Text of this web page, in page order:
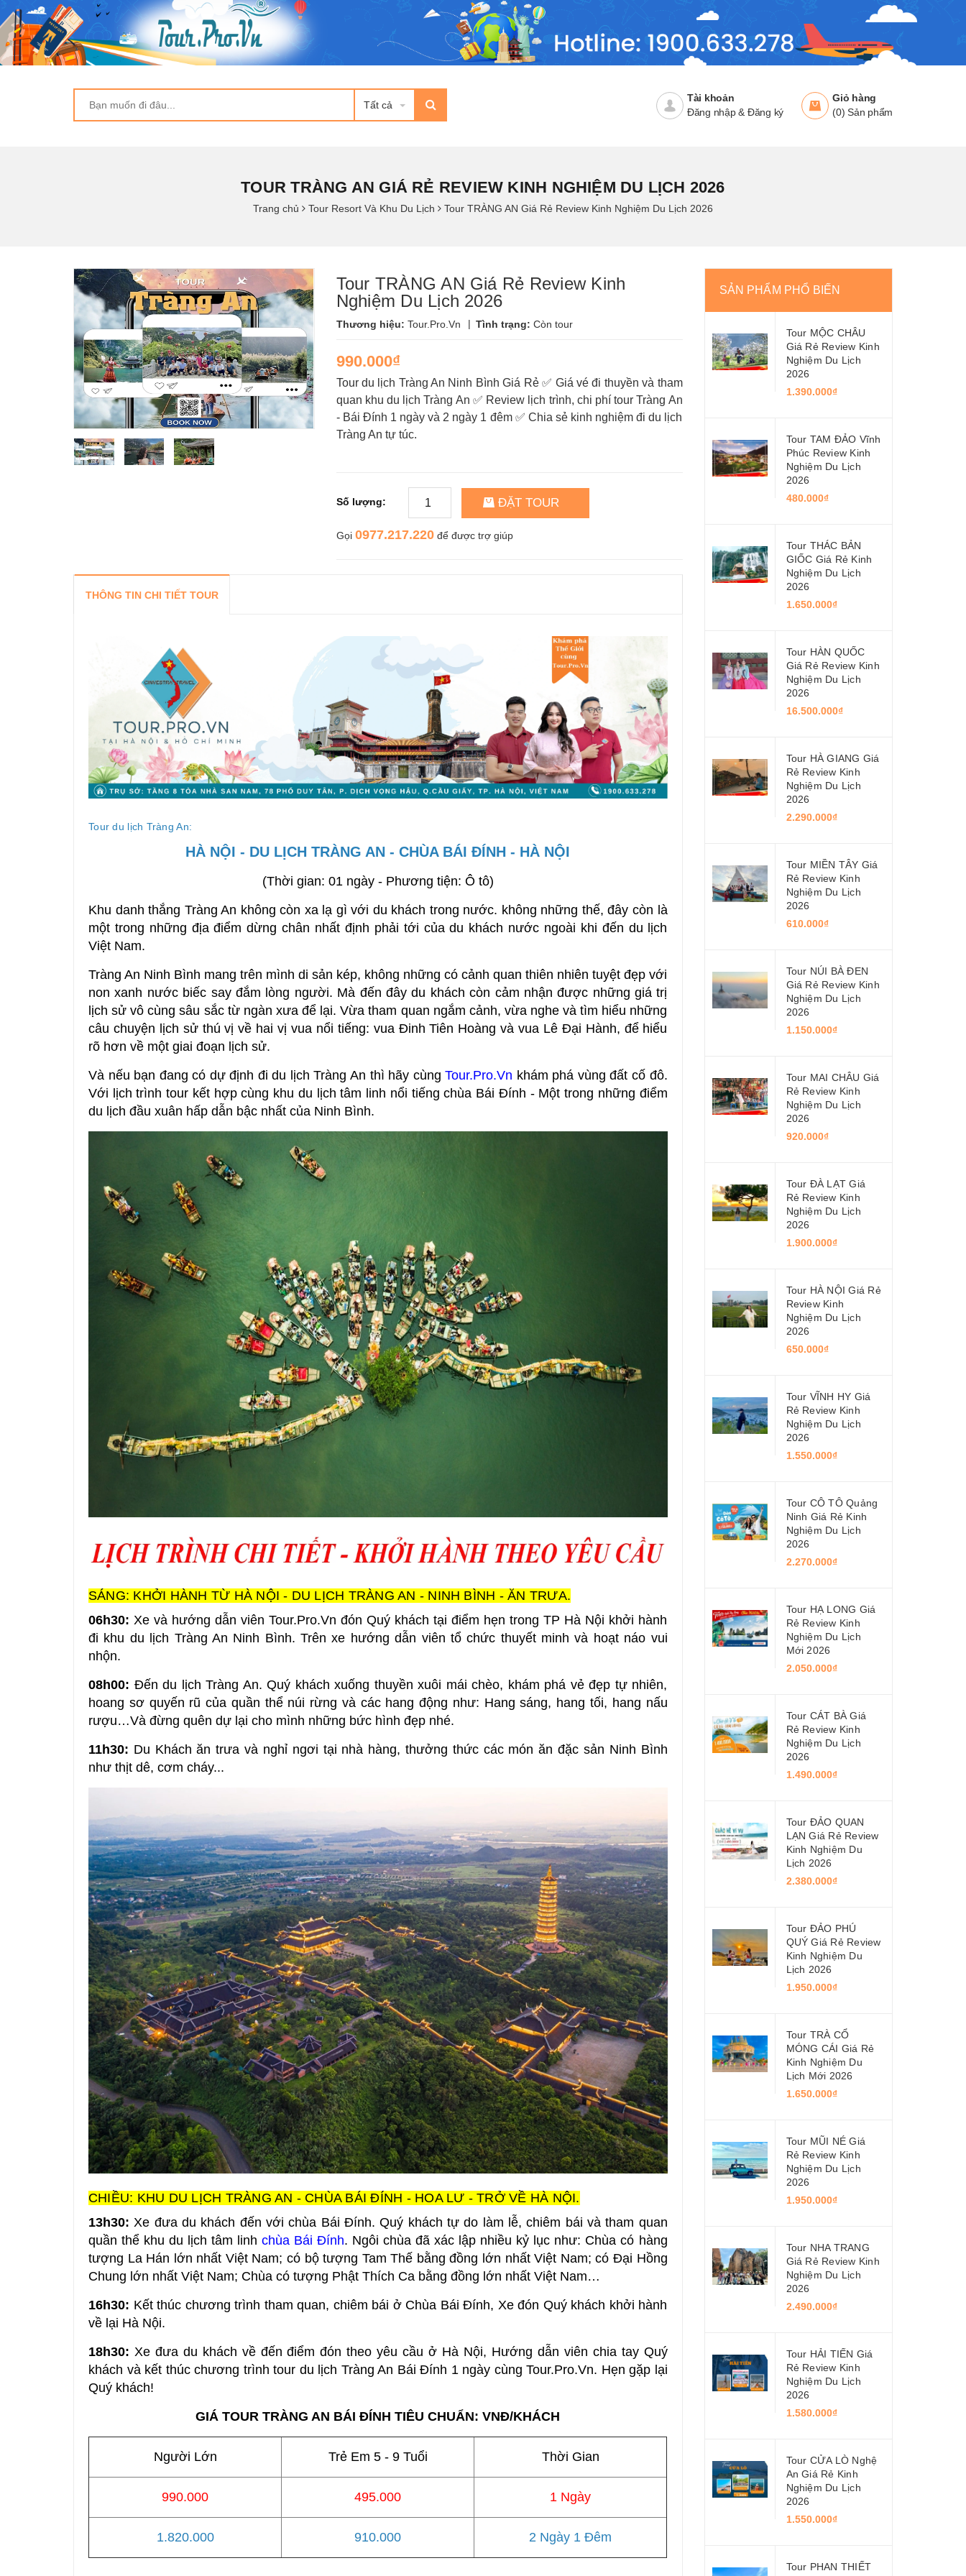
Tất cả
Giỏ hàng
(0) Sản phẩm
Tài khoản
Đăng nhập& Đăng ký
TOUR TRÀNG AN GIÁ RẺ REVIEW KINH NGHIỆM DU LỊCH 2026
Trang chủ Tour Resort Và Khu Du Lịch Tour TRÀNG AN Giá Rẻ Review Kinh Nghiệm Du Lịch 2026
Tour TRÀNG AN Giá Rẻ Review Kinh
Nghiệm Du Lịch 2026
Thương hiệu: Tour.Pro.Vn | Tình trạng: Còn tour
990.000₫
Tour du lịch Tràng An Ninh Bình Giá Rẻ ✅ Giá vé đi thuyền và tham
quan khu du lịch Tràng An ✅ Review lịch trình, chi phí tour Tràng An
- Bái Đính 1 ngày và 2 ngày 1 đêm ✅ Chia sẻ kinh nghiệm đi du lịch
Tràng An tự túc.
Số lượng: ĐẶT TOUR
Gọi 0977.217.220để được trợ giúp
THÔNG TIN CHI TIẾT TOUR
Tour du lịch Tràng An:
HÀ NỘI - DU LỊCH TRÀNG AN - CHÙA BÁI ĐÍNH - HÀ NỘI
(Thời gian: 01 ngày - Phương tiện: Ô tô)
Khu danh thắng Tràng An không còn xa lạ gì với du khách trong nước. không những thế, đây còn là
một trong những địa điểm dừng chân nhất định phải tới của du khách nước ngoài khi đến du lịch
Việt Nam.
Tràng An Ninh Bình mang trên mình di sản kép, không những có cảnh quan thiên nhiên tuyệt đẹp với
non xanh nước biếc say đắm lòng người. Mà đến đây du khách còn cảm nhận được những giá trị
lịch sử vô cùng sâu sắc từ ngàn xưa để lại. Vừa tham quan ngắm cảnh, vừa nghe và tìm hiểu những
câu chuyện lịch sử thú vị về hai vị vua nổi tiếng: vua Đinh Tiên Hoàng và vua Lê Đại Hành, để hiểu
rõ hơn về một giai đoạn lịch sử.
Và nếu bạn đang có dự định đi du lịch Tràng An thì hãy cùngTour.Pro.Vn khám phá vùng đất cố đô.
Với lịch trình tour kết hợp cùng khu du lịch tâm linh nổi tiếng chùa Bái Đính - Một trong những điểm
du lịch đầu xuân hấp dẫn bậc nhất của Ninh Bình.
SÁNG: KHỞI HÀNH TỪ HÀ NỘI - DU LỊCH TRÀNG AN - NINH BÌNH - ĂN TRƯA.
06h30: Xe và hướng dẫn viên Tour.Pro.Vn đón Quý khách tại điểm hẹn trong TP Hà Nội khởi hành
đi khu du lịch Tràng An Ninh Bình. Trên xe hướng dẫn viên tổ chức thuyết minh và hoạt náo vui
nhộn.
08h00: Đến du lịch Tràng An. Quý khách xuống thuyền xuôi mái chèo, khám phá vẻ đẹp tự nhiên,
hoang sơ quyến rũ của quần thể núi rừng và các hang động như: Hang sáng, hang tối, hang nấu
rượu…Và đừng quên dự lại cho mình những bức hình đẹp nhé.
11h30: Du Khách ăn trưa và nghỉ ngơi tại nhà hàng, thưởng thức các món ăn đặc sản Ninh Bình
như thịt dê, cơm cháy...
CHIỀU: KHU DU LỊCH TRÀNG AN - CHÙA BÁI ĐÍNH - HOA LƯ - TRỞ VỀ HÀ NỘI.
13h30:Xe đưa du khách đến với chùa Bái Đính. Quý khách tự do làm lễ, chiêm bái và tham quan
quần thể khu du lịch tâm linhchùa Bái Đính. Ngôi chùa đã xác lập nhiều kỷ lục như: Chùa có hàng
tượng La Hán lớn nhất Việt Nam; có bộ tượng Tam Thế bằng đồng lớn nhất Việt Nam; có Đại Hồng
Chung lớn nhất Việt Nam; Chùa có tượng Phật Thích Ca bằng đồng lớn nhất Việt Nam…
16h30: Kết thúc chương trình tham quan, chiêm bái ở Chùa Bái Đính, Xe đón Quý khách khởi hành
về lại Hà Nội.
18h30: Xe đưa du khách về đến điểm đón theo yêu cầu ở Hà Nội, Hướng dẫn viên chia tay Quý
khách và kết thúc chương trình tour du lịch Tràng An Bái Đính 1 ngày cùng Tour.Pro.Vn. Hẹn gặp lại
Quý khách!
GIÁ TOUR TRÀNG AN BÁI ĐÍNH TIÊU CHUẨN: VNĐ/KHÁCH
Người Lớn Trẻ Em 5 - 9 Tuổi Thời Gian
990.000 495.000 1 Ngày
1.820.000 910.000 2 Ngày 1 Đêm
SẢN PHẨM PHỔ BIẾN
Tour MỘC CHÂU
Giá Rẻ Review Kinh
Nghiệm Du Lịch
2026
1.390.000₫
Tour TAM ĐẢO Vĩnh
Phúc Review Kinh
Nghiệm Du Lịch
2026
480.000₫
Tour THÁC BẢN
GIỐC Giá Rẻ Kinh
Nghiệm Du Lịch
2026
1.650.000₫
Tour HÀN QUỐC
Giá Rẻ Review Kinh
Nghiệm Du Lịch
2026
16.500.000₫
Tour HÀ GIANG Giá
Rẻ Review Kinh
Nghiệm Du Lịch
2026
2.290.000₫
Tour MIỀN TÂY Giá
Rẻ Review Kinh
Nghiệm Du Lịch
2026
610.000₫
Tour NÚI BÀ ĐEN
Giá Rẻ Review Kinh
Nghiệm Du Lịch
2026
1.150.000₫
Tour MAI CHÂU Giá
Rẻ Review Kinh
Nghiệm Du Lịch
2026
920.000₫
Tour ĐÀ LẠT Giá
Rẻ Review Kinh
Nghiệm Du Lịch
2026
1.900.000₫
Tour HÀ NỘI Giá Rẻ
Review Kinh
Nghiệm Du Lịch
2026
650.000₫
Tour VĨNH HY Giá
Rẻ Review Kinh
Nghiệm Du Lịch
2026
1.550.000₫
Tour CÔ TÔ Quảng
Ninh Giá Rẻ Kinh
Nghiệm Du Lịch
2026
2.270.000₫
Tour HẠ LONG Giá
Rẻ Review Kinh
Nghiệm Du Lịch
Mới 2026
2.050.000₫
Tour CÁT BÀ Giá
Rẻ Review Kinh
Nghiệm Du Lịch
2026
1.490.000₫
Tour ĐẢO QUAN
LẠN Giá Rẻ Review
Kinh Nghiệm Du
Lịch 2026
2.380.000₫
Tour ĐẢO PHÚ
QUÝ Giá Rẻ Review
Kinh Nghiệm Du
Lịch 2026
1.950.000₫
Tour TRÀ CỔ
MÓNG CÁI Giá Rẻ
Kinh Nghiệm Du
Lịch Mới 2026
1.650.000₫
Tour MŨI NÉ Giá
Rẻ Review Kinh
Nghiệm Du Lịch
2026
1.950.000₫
Tour NHA TRANG
Giá Rẻ Review Kinh
Nghiệm Du Lịch
2026
2.490.000₫
Tour HẢI TIẾN Giá
Rẻ Review Kinh
Nghiệm Du Lịch
2026
1.580.000₫
Tour CỬA LÒ Nghệ
An Giá Rẻ Kinh
Nghiệm Du Lịch
2026
1.550.000₫
Tour PHAN THIẾT